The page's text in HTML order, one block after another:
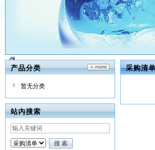
产品分类
暂无分类
站内搜索
采购清